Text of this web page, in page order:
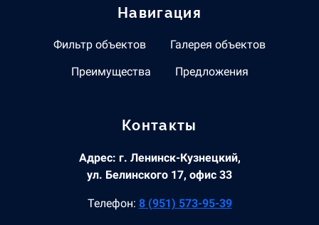
Навигация
Фильтр объектов
Галерея объектов
Преимущества
Предложения
Контакты
Адрес: г. Ленинск-Кузнецкий,
ул. Белинского 17, офис 33
Телефон: 8 (951) 573-95-39